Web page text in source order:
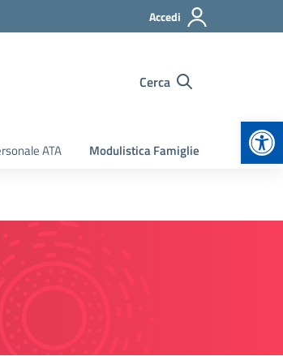
Accedi
Cerca
ATA Modulistica Famiglie